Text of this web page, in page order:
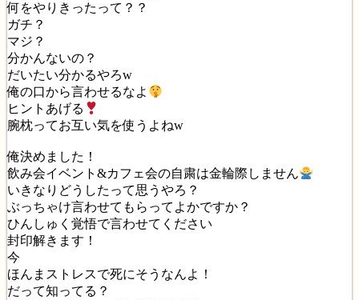
何をやりきったって？？
ガチ？
マジ？
分かんないの？
だいたい分かるやろw
俺の口から言わせるなよ
ヒントあげる
腕枕ってお互い気を使うよねw
俺決めました！
飲み会イベント&カフェ会の自粛は金輪際しません
いきなりどうしたって思うやろ？
ぶっちゃけ言わせてもらってよかですか？
ひんしゅく覚悟で言わせてください
封印解きます！
今
ほんまストレスで死にそうなんよ！
だって知ってる？